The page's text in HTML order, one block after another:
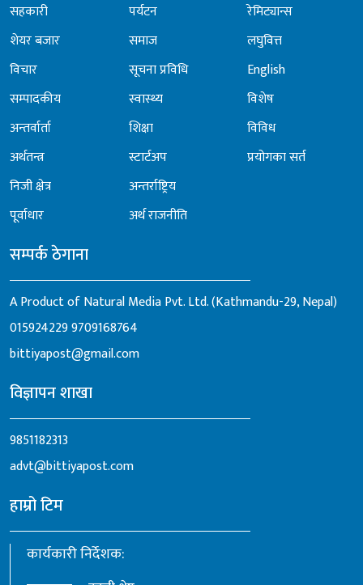
सहकारी
शेयर बजार
विचार
सम्पादकीय
अन्तर्वार्ता
अर्थतन्त्र
निजी क्षेत्र
पूर्वाधार
पर्यटन
समाज
सूचना प्रविधि
स्वास्थ्य
शिक्षा
स्टार्टअप
अन्तर्राष्ट्रिय
अर्थ राजनीति
रेमिट्यान्स
लघुवित्त
English
विशेष
विविध
प्रयोगका सर्त
सम्पर्क ठेगाना
A Product of Natural Media Pvt. Ltd. (Kathmandu-29, Nepal)
0159242299709168764
bittiyapost@gmail.com
विज्ञापन शाखा
9851182313
advt@bittiyapost.com
हाम्रो टिम
कार्यकारी निर्देशक: